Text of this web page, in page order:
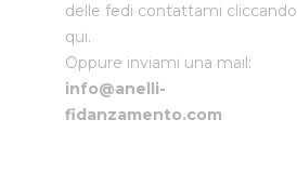
delle fedi contattami cliccando
qui.
Oppure inviami una mail:
info@anelli-
fidanzamento.com